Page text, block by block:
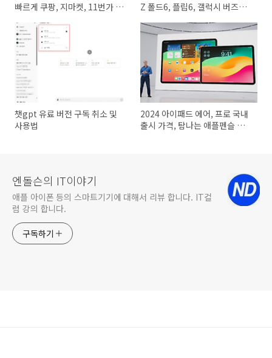
빠르게 쿠팡, 지마켓, 11번가 사
Z 폴드6, 플립6, 갤럭시 버즈3
챗gpt 유료 버전 구독 취소 및
사용법
2024 아이패드 에어, 프로 국내
출시 가격, 탐나는 애플펜슬 특
엔돌슨의 IT이야기
애플 아이폰 등의 스마트기기에 대해서 리뷰 합니다. IT컬
럼 강의 합니다.
구독하기